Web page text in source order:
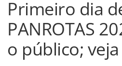
Primeiro dia
PANROTAS
o público;